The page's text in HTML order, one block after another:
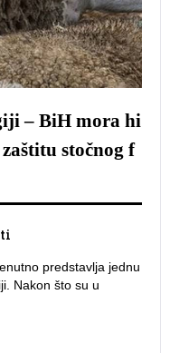
– BiH mora hi
stočnog f
predstavlja jednu
Nakon što su u